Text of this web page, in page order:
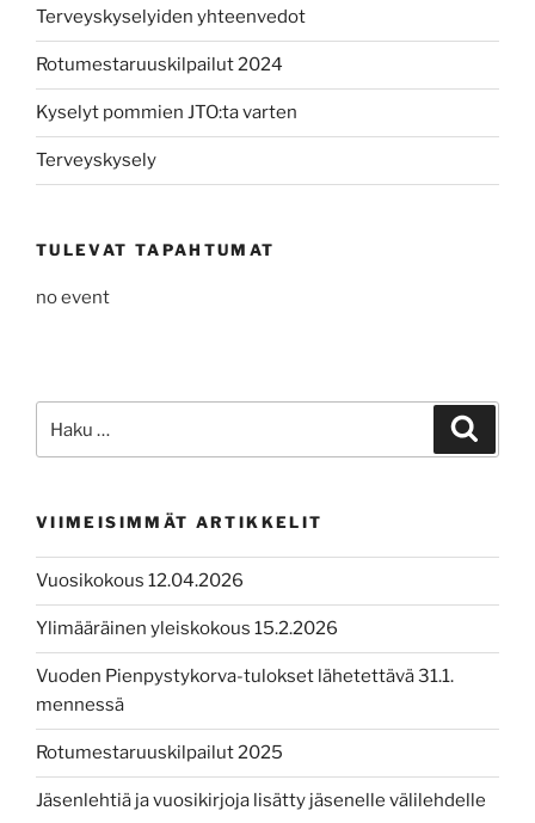
Terveyskyselyiden yhteenvedot
Rotumestaruuskilpailut 2024
Kyselyt pommien JTO:ta varten
Terveyskysely
TULEVAT TAPAHTUMAT
no event
VIIMEISIMMÄT ARTIKKELIT
Vuosikokous 12.04.2026
Ylimääräinen yleiskokous 15.2.2026
Vuoden Pienpystykorva-tulokset lähetettävä 31.1.
mennessä
Rotumestaruuskilpailut 2025
Jäsenlehtiä ja vuosikirjoja lisätty jäsenelle välilehdelle